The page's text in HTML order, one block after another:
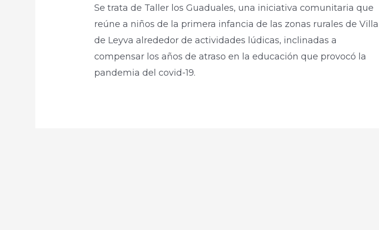
Se trata de Taller los Guaduales, una iniciativa comunitaria que
reúne a niños de la primera infancia de las zonas rurales de Villa
de Leyva alrededor de actividades lúdicas, inclinadas a
compensar los años de atraso en la educación que provocó la
pandemia del covid-19.